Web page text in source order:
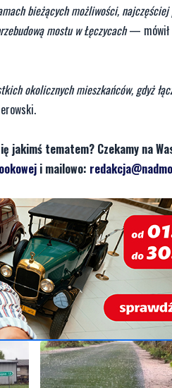
bieżących możliwości, najczęściej
mostu w Łęczycach— mówił
okolicznych mieszkańców, gdyż
jakimś tematem? Czekamy na
i mailowo: